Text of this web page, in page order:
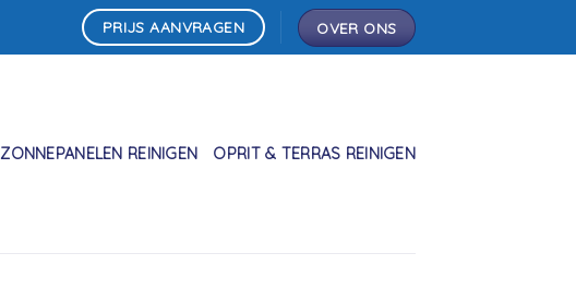
PRIJS AANVRAGEN OVER ONS
ZONNEPANELEN REINIGEN OPRIT & TERRAS REINIGEN